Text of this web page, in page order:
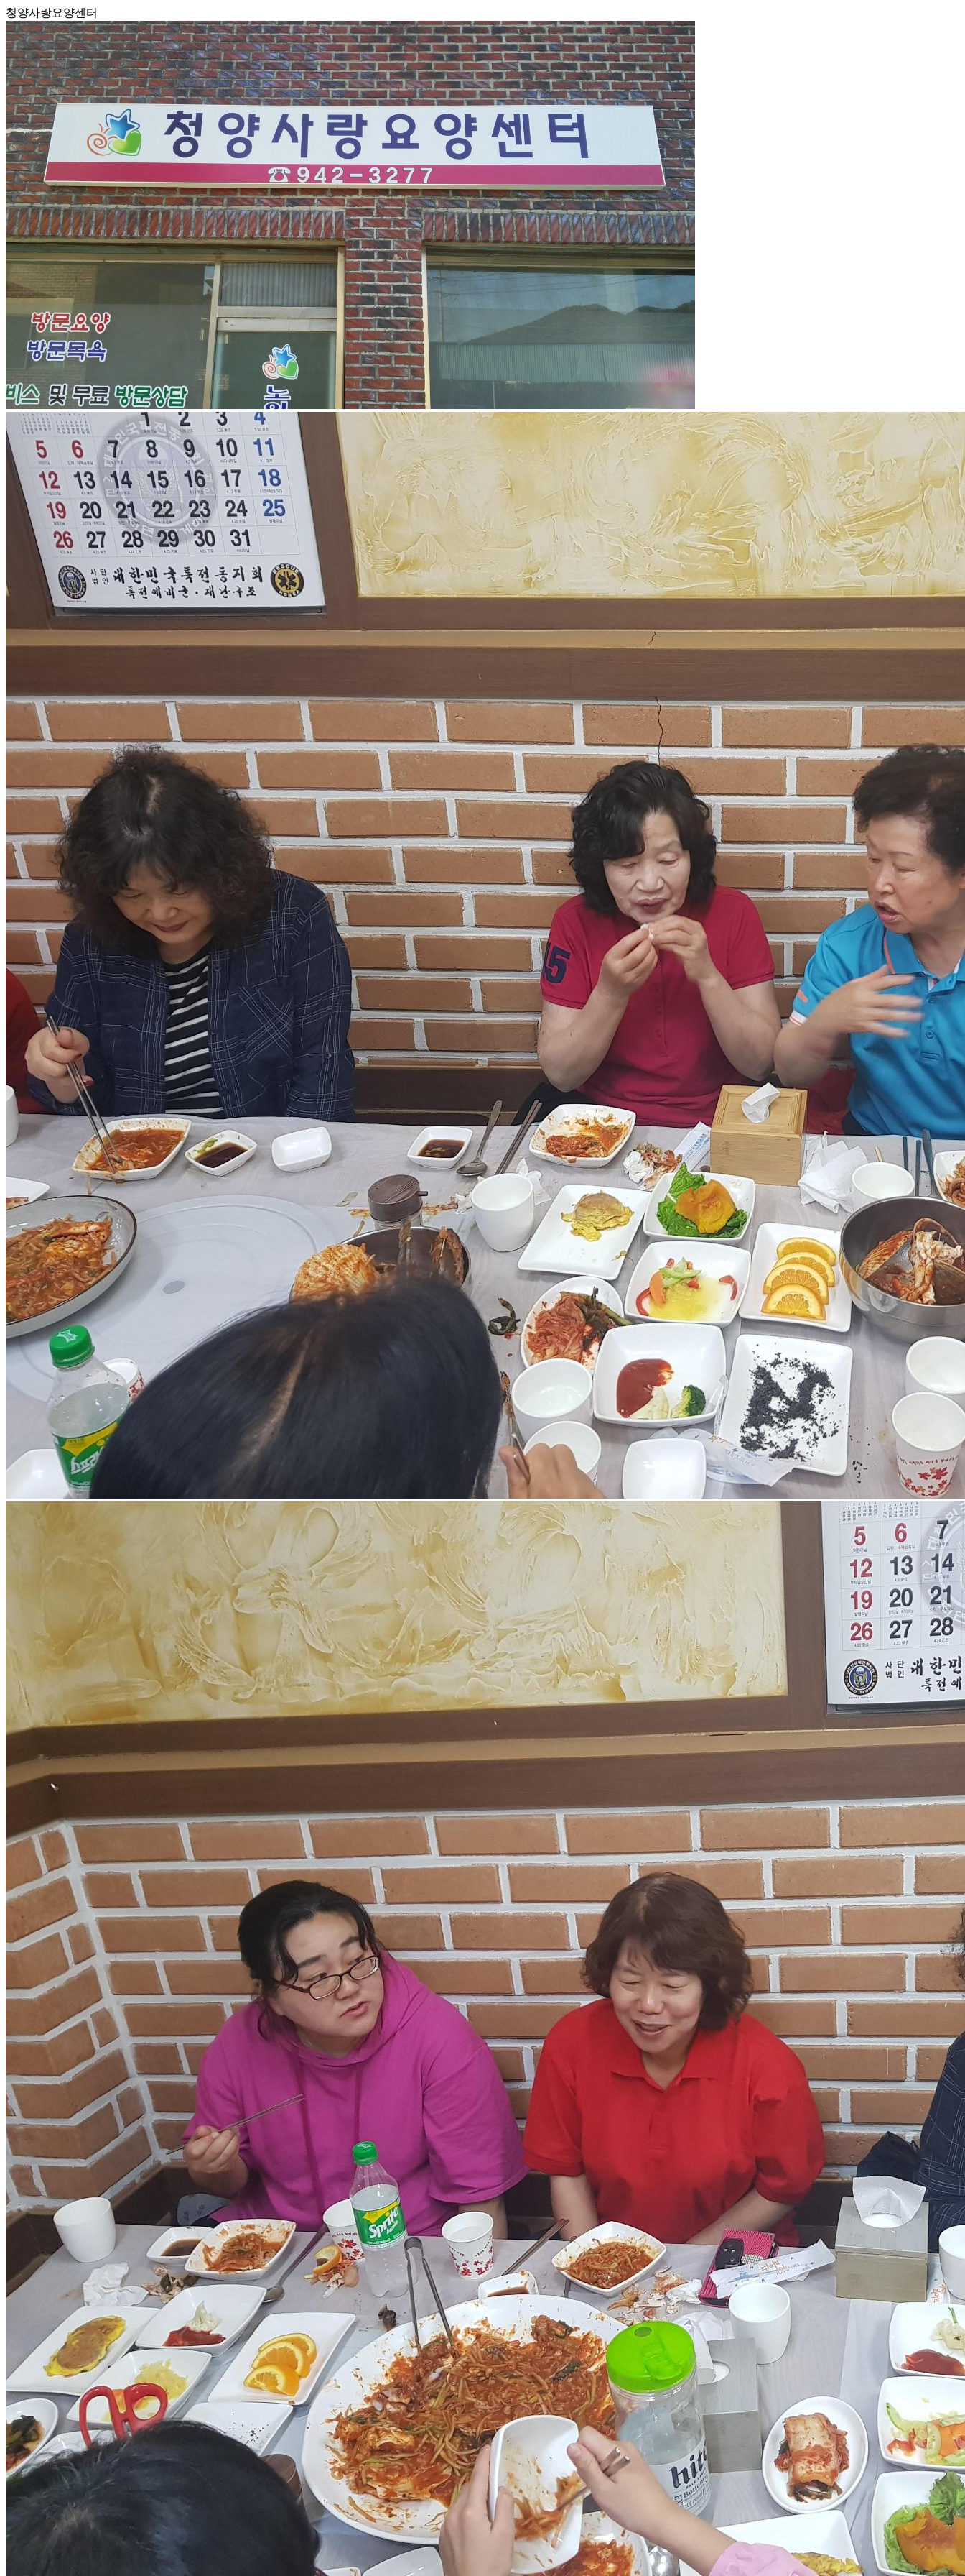
청양사랑요양센터